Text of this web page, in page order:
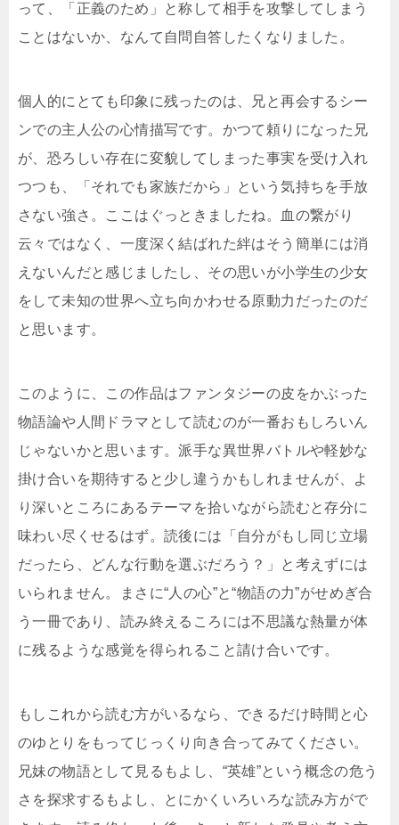
って、「正義のため」と称して相手を攻撃してしまう
ことはないか、なんて自問自答したくなりました。
個人的にとても印象に残ったのは、兄と再会するシー
ンでの主人公の心情描写です。かつて頼りになった兄
が、恐ろしい存在に変貌してしまった事実を受け入れ
つつも、「それでも家族だから」という気持ちを手放
さない強さ。ここはぐっときましたね。血の繋がり
云々ではなく、一度深く結ばれた絆はそう簡単には消
えないんだと感じましたし、その思いが小学生の少女
をして未知の世界へ立ち向かわせる原動力だったのだ
と思います。
このように、この作品はファンタジーの皮をかぶった
物語論や人間ドラマとして読むのが一番おもしろいん
じゃないかと思います。派手な異世界バトルや軽妙な
掛け合いを期待すると少し違うかもしれませんが、よ
り深いところにあるテーマを拾いながら読むと存分に
味わい尽くせるはず。読後には「自分がもし同じ立場
だったら、どんな行動を選ぶだろう？」と考えずには
いられません。まさに“人の心”と“物語の力”がせめぎ合
う一冊であり、読み終えるころには不思議な熱量が体
に残るような感覚を得られること請け合いです。
もしこれから読む方がいるなら、できるだけ時間と心
のゆとりをもってじっくり向き合ってみてください。
兄妹の物語として見るもよし、“英雄”という概念の危う
さを探求するもよし、とにかくいろいろな読み方がで